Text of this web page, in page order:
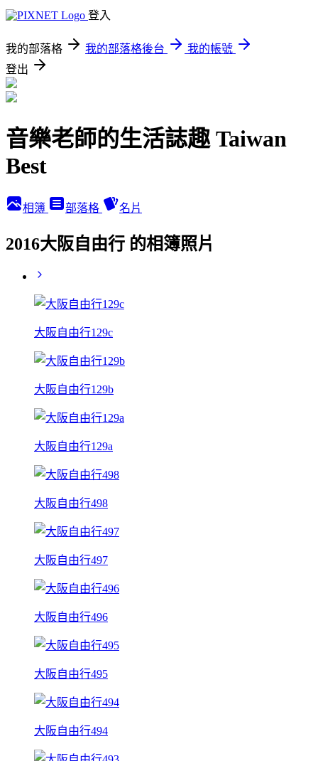
登入
我的部落格 我的部落格後台
我的帳號
登出
音樂老師的生活誌趣 Taiwan
Best
相簿 部落格 名片
2016大阪自由行 的相簿照片
大阪自由行129c
大阪自由行129b
大阪自由行129a
大阪自由行498
大阪自由行497
大阪自由行496
大阪自由行495
大阪自由行494